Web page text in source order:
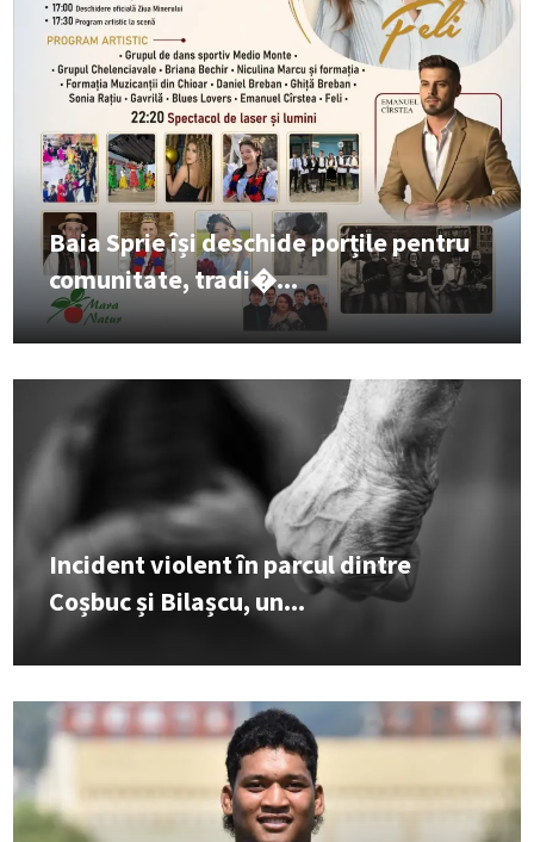
Baia Sprie își deschide porțile pentru
comunitate, tradi�...
Incident violent în parcul dintre
Coșbuc și Bilașcu, un...